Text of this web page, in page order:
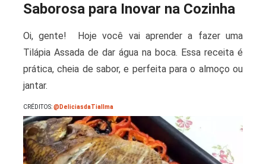
Saborosa para Inovar na Cozinha
Oi, gente! Hoje você vai aprender a fazer uma
Tilápia Assada de dar água na boca. Essa receita é
prática, cheia de sabor, e perfeita para o almoço ou
jantar.
CRÉDITOS:@DeliciasdaTiaIlma